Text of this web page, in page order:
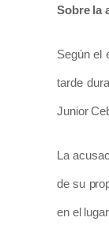
Sobre la
Según el
tarde
Junior
La
de su
en el